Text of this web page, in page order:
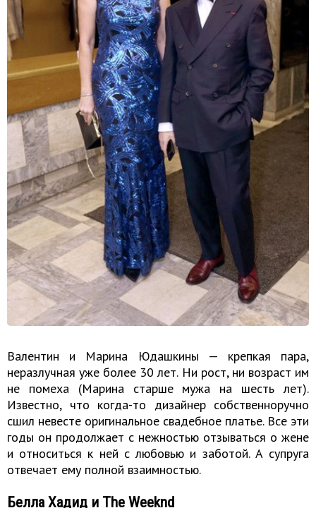
Валентин и Марина Юдашкины — крепкая пара,
неразлучная уже более 30 лет. Ни рост, ни возраст им
не помеха (Марина старше мужа на шесть лет).
Известно, что когда-то дизайнер собственноручно
сшил невесте оригинальное свадебное платье. Все эти
годы он продолжает с нежностью отзываться о жене
и относиться к ней с любовью и заботой. А супруга
отвечает ему полной взаимностью.
Белла Хадид и The Weeknd